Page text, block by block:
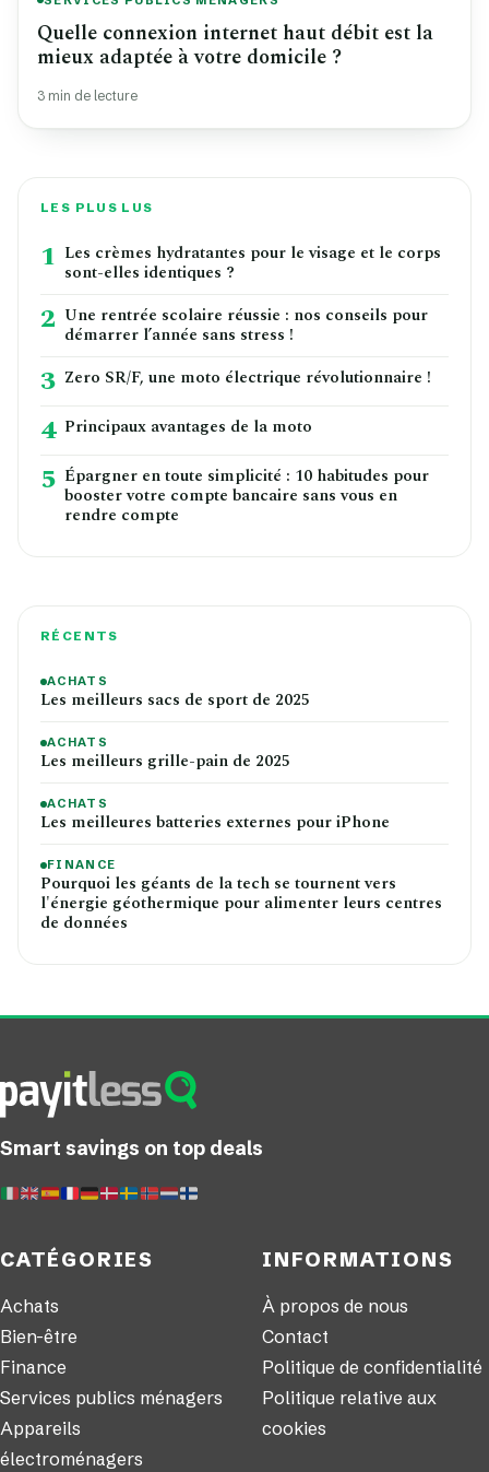
Quelle connexion internet haut débit est la
mieux adaptée à votre domicile ?
3 min de lecture
LES PLUS LUS
1 Les crèmes hydratantes pour le visage et le corps
sont-elles identiques ?
2 Une rentrée scolaire réussie : nos conseils pour
démarrer l’année sans stress !
3 Zero SR/F, une moto électrique révolutionnaire !
4 Principaux avantages de la moto
5 Épargner en toute simplicité : 10 habitudes pour
booster votre compte bancaire sans vous en
rendre compte
RÉCENTS
ACHATS
Les meilleurs sacs de sport de 2025
ACHATS
Les meilleurs grille-pain de 2025
ACHATS
Les meilleures batteries externes pour iPhone
FINANCE
Pourquoi les géants de la tech se tournent vers
l'énergie géothermique pour alimenter leurs centres
de données
Smart savings on top deals
CATÉGORIES
Achats
Bien-être
Finance
Services publics ménagers
Appareils
électroménagers
INFORMATIONS
À propos de nous
Contact
Politique de confidentialité
Politique relative aux
cookies